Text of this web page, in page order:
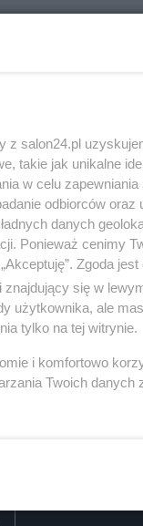
z salon24.pl
takie jak unikalne
w celu
odbiorców oraz
danych
Ponieważ cenimy
Zgoda
się w
użytkownika, ale
tylko na tej witrynie.
i komfortowo
Twoich danych